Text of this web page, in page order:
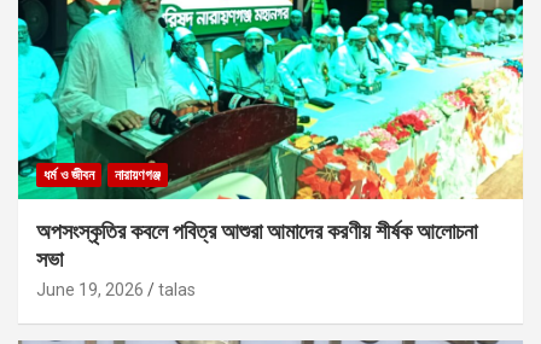
ধর্ম ও জীবন নারায়ণগঞ্জ
অপসংস্কৃতির কবলে পবিত্র আশুরা আমাদের করণীয় শীর্ষক আলোচনা
সভা
June 19, 2026 talas